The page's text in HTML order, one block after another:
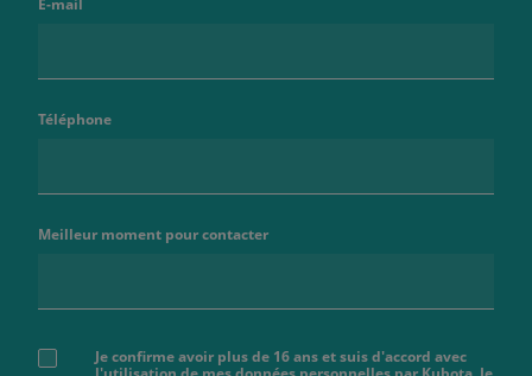
E-mail
Téléphone
Meilleur moment pour contacter
Je confirme avoir plus de 16 ans et suis d'accord avec